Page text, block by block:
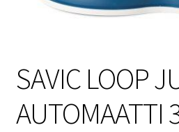
SAVIC LOOP
AUTOMAATTI